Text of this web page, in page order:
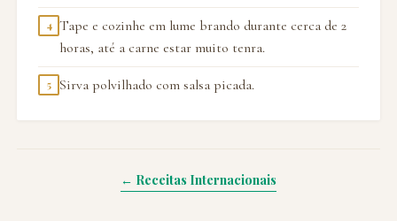
4 Tape e cozinhe em lume brando durante cerca de 2
horas, até a carne estar muito tenra.
5 Sirva polvilhado com salsa picada.
← Receitas Internacionais